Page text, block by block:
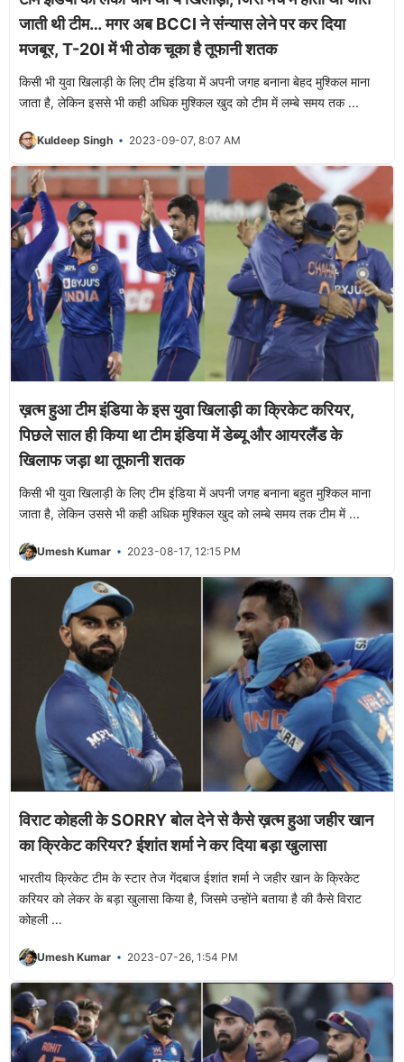
जाती थी टीम… मगर अब BCCI ने संन्यास लेने पर कर दिया
मजबूर, T-20I में भी ठोक चूका है तूफानी शतक
किसी भी युवा खिलाड़ी के लिए टीम इंडिया में अपनी जगह बनाना बेहद मुश्किल माना
जाता है, लेकिन इससे भी कही अधिक मुश्किल खुद को टीम में लम्बे समय तक ...
Kuldeep Singh 2023-09-07, 8:07 AM
ख़त्म हुआ टीम इंडिया के इस युवा खिलाड़ी का क्रिकेट करियर,
पिछले साल ही किया था टीम इंडिया में डेब्यू और आयरलैंड के
खिलाफ जड़ा था तूफानी शतक
किसी भी युवा खिलाड़ी के लिए टीम इंडिया में अपनी जगह बनाना बहुत मुश्किल माना
जाता है, लेकिन उससे भी कही अधिक मुश्किल खुद को लम्बे समय तक टीम में ...
Umesh Kumar 2023-08-17, 12:15 PM
विराट कोहली के SORRY बोल देने से कैसे ख़त्म हुआ जहीर खान
का क्रिकेट करियर? ईशांत शर्मा ने कर दिया बड़ा खुलासा
भारतीय क्रिकेट टीम के स्टार तेज गेंदबाज ईशांत शर्मा ने जहीर खान के क्रिकेट
करियर को लेकर के बड़ा खुलासा किया है, जिसमे उन्होंने बताया है की कैसे विराट
कोहली ...
Umesh Kumar 2023-07-26, 1:54 PM